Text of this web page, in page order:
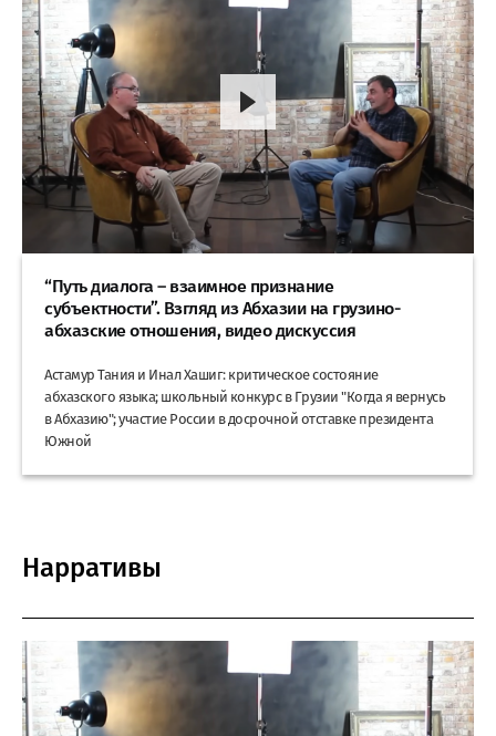
“Путь диалога – взаимное признание
субъектности”. Взгляд из Абхазии на грузино-
абхазские отношения, видео дискуссия
Астамур Тания и Инал Хашиг: критическое состояние
абхазского языка; школьный конкурс в Грузии "Когда я вернусь
в Абхазию"; участие России в досрочной отставке президента
Южной
Нарративы